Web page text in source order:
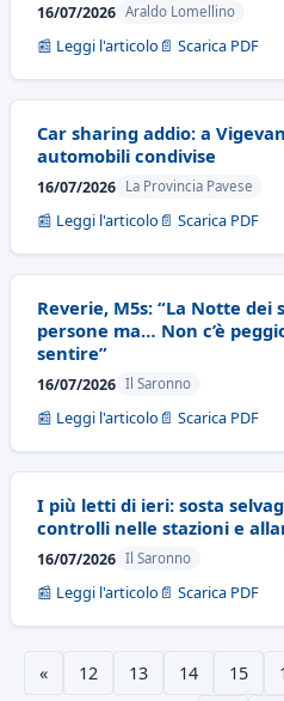
16/07/2026 Araldo Lomellino
📰 Leggi l'articolo 📄 Scarica PDF
Car sharing addio: a
automobili condivise
16/07/2026 La Provincia Pavese
📰 Leggi l'articolo 📄 Scarica PDF
Reverie, M5s: “La Notte
persone ma… Non c’è
sentire”
16/07/2026 Il Saronno
📰 Leggi l'articolo 📄 Scarica PDF
I più letti di ieri: sosta
controlli nelle stazioni e
16/07/2026 Il Saronno
📰 Leggi l'articolo 📄 Scarica PDF
« 12 13 14 15